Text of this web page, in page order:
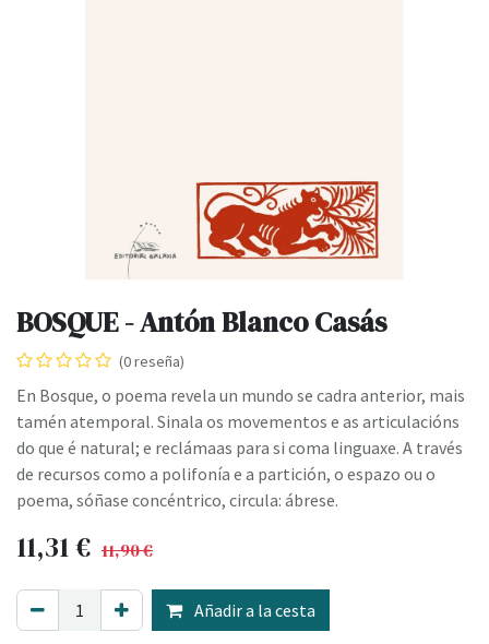
BOSQUE - Antón Blanco Casás
(0 reseña)
En Bosque, o poema revela un mundo se cadra anterior, mais
tamén atemporal. Sinala os movementos e as articulacións
do que é natural; e reclámaas para si coma linguaxe. A través
de recursos como a polifonía e a partición, o espazo ou o
poema, sóñase concéntrico, circula: ábrese.
11,31€ 11,90€
Añadir a la cesta